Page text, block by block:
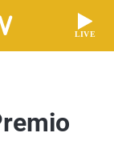
LIVE